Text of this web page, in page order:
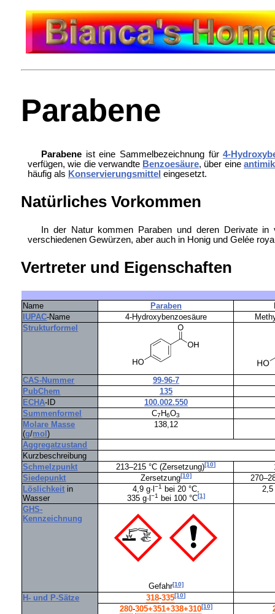
Parabene
Parabeneist eine Sammelbezeichnung für4-
verfügen, wie die verwandte Benzoesäure, über eine
häufig als Konservierungsmittel eingesetzt.
Natürliches Vorkommen
In der Natur kommen Paraben und deren Derivate in
verschiedenen Gewürzen, aber auch in Honig und Gelée
Vertreter und Eigenschaften
Name Paraben
IUPAC-Name 4-Hydroxybenzoesäure
Strukturformel
CAS-Nummer
99-96-7
PubChem
135
ECHA-ID
100.002.550
Summenformel
C7H6O3
Molare Masse
(g/mol)
138,12
Aggregatzustand
Kurzbeschreibung
Schmelzpunkt
213–215 °C (Zersetzung)[10]
Siedepunkt
Zersetzung[10]
Löslichkeit in
Wasser
4,9 g·l−1 bei 20 °C,
335 g·l−1 bei 100 °C[1]
2,5
GHS-
Kennzeichnung
Gefahr[10]
H- und P-Sätze 318​‐​335[10]
280​‐​305+351+338+310[10]